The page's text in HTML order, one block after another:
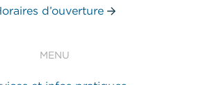
d’ouverture
MENU